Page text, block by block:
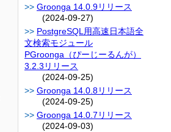
Groonga 14.0.9リリース
(2024-09-27)
PostgreSQL用高速日本語全
文検索モジュール
PGroonga（ぴーじーるんが）
3.2.3リリース
(2024-09-25)
Groonga 14.0.8リリース
(2024-09-25)
Groonga 14.0.7リリース
(2024-09-03)